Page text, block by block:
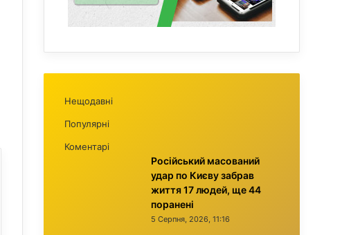
Нещодавні
Популярні
Коментарі
Російський масований
удар по Києву забрав
життя 17 людей, ще 44
поранені
5 Серпня, 2026, 11:16